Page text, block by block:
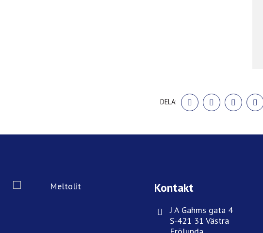
DELA:
DELA
PÅ
DELA
PÅ
DELA
PÅ
Kontakt
J A Gahms gata 4
S-421 31 Västra